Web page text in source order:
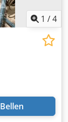
1 /4
Bellen